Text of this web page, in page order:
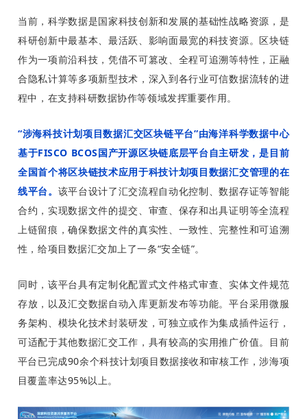
当前，科学数据是国家科技创新和发展的基础性战略资源，是
科研创新中最基本、最活跃、影响面最宽的科技资源。区块链
作为一项前沿科技，凭借不可篡改、全程可追溯等特性，正融
合隐私计算等多项新型技术，深入到各行业可信数据流转的进
程中，在支持科研数据协作等领域发挥重要作用。
“涉海科技计划项目数据汇交区块链平台”由海洋科学数据中心
基于FISCO BCOS国产开源区块链底层平台自主研发，是目前
全国首个将区块链技术应用于科技计划项目数据汇交管理的在
线平台。 该平台设计了汇交流程自动化控制、数据存证等智能
合约，实现数据文件的提交、审查、保存和出具证明等全流程
上链留痕，确保数据文件的真实性、一致性、完整性和可追溯
性，给项目数据汇交加上了一条“安全链”。
同时，该平台具有定制化配置式文件格式审查、实体文件规范
存放，以及汇交数据自动入库更新发布等功能。平台采用微服
务架构、模块化技术封装研发，可独立或作为集成插件运行，
可适配于其他数据汇交工作，具有较高的实用推广价值。目前
平台已完成90余个科技计划项目数据接收和审核工作，涉海项
目覆盖率达95%以上。